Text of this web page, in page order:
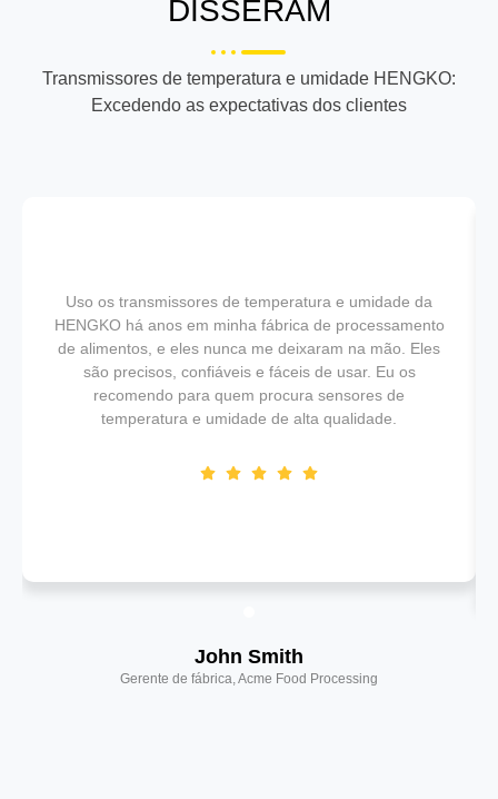
DISSERAM
Transmissores de temperatura e umidade HENGKO:
Excedendo as expectativas dos clientes
John Smith
Gerente de fábrica, Acme Food Processing
Uso os transmissores de temperatura e umidade da
HENGKO há anos em minha fábrica de processamento
de alimentos, e eles nunca me deixaram na mão. Eles
são precisos, confiáveis e fáceis de usar. Eu os
recomendo para quem procura sensores de
temperatura e umidade de alta qualidade.